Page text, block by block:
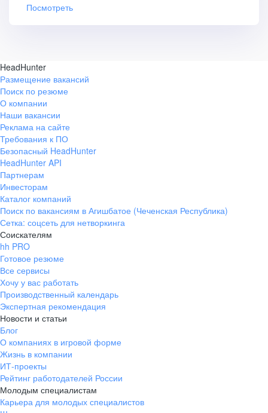
Посмотреть
HeadHunter
Размещение вакансий
Поиск по резюме
О компании
Наши вакансии
Реклама на сайте
Требования к ПО
Безопасный HeadHunter
HeadHunter API
Партнерам
Инвесторам
Каталог компаний
Поиск по вакансиям в Агишбатое (Чеченская Республика)
Сетка: соцсеть для нетворкинга
Соискателям
hh PRO
Готовое резюме
Все сервисы
Хочу у вас работать
Производственный календарь
Экспертная рекомендация
Новости и статьи
Блог
О компаниях в игровой форме
Жизнь в компании
ИТ-проекты
Рейтинг работодателей России
Молодым специалистам
Карьера для молодых специалистов